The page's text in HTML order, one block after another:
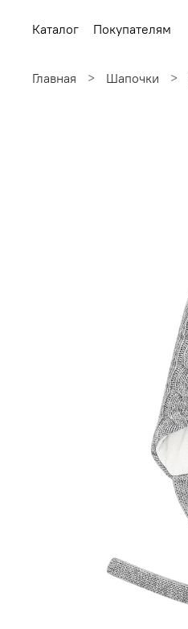
Каталог Покупателям
Главная Шапочки